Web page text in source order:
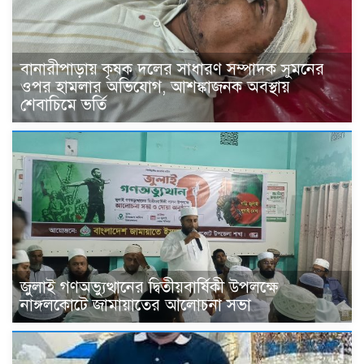
বানারীপাড়ায় কৃষক দলের সাধারণ সম্পাদক সুমনের
ওপর হামলার অভিযোগ, আশঙ্কাজনক অবস্থায়
শেবাচিমে ভর্তি
জুলাই গণঅভ্যুত্থানের দ্বিতীয়বার্ষিকী উপলক্ষে
নাঙ্গলকোটে জামায়াতের আলোচনা সভা